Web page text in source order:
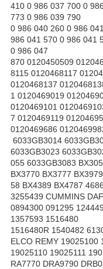
410 0 986 037 700 0
773 0 986 039 790
0 986 040 260 0 986
986 041 570 0 986 041
0 986 047
870 0120450509
8115 0120468117
0120468137
1 0120469019
0120469101
7 0120469119
0120469686
6033GB3014
6033GB3023
055 6033GB3083
BX3770 BX3777
58 BX4389 BX4787
3255439 CUMMINS DAF
0894300 091295
1357593 1516480
1516480R 1540482
ELCO REMY 19025100
19025110 19025111
RA7770 DRA9790